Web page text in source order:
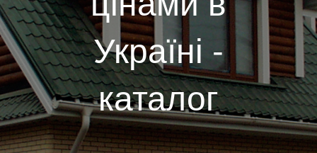
Україні -
каталог